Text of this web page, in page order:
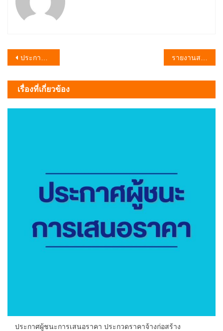
แนะแนว
เรื่อง
ประกาศผู้ชนะการเสนอราคาจัดซื้อครุภัณฑ์สำนักงาน พัดลมติดผนังพร้อมติดตั้ง โดยวิธีเฉพาะเจาะจง
เรื่องที่เกี่ยวข้อง
ประกาศผู้ชนะการเสนอราคา ประกวดราคาจ้างก่อสร้าง